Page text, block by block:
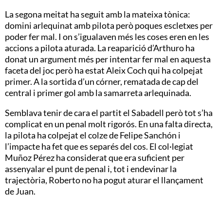
La segona meitat ha seguit amb la mateixa tònica:
domini arlequinat amb pilota però poques escletxes per
poder fer mal. I on s’igualaven més les coses eren en les
accions a pilota aturada. La reaparició d’Arthuro ha
donat un argument més per intentar fer mal en aquesta
faceta del joc però ha estat Aleix Coch qui ha colpejat
primer. A la sortida d’un córner, rematada de cap del
central i primer gol amb la samarreta arlequinada.
Semblava tenir de cara el partit el Sabadell però tot s’ha
complicat en un penal molt rigorós. En una falta directa,
la pilota ha colpejat el colze de Felipe Sanchón i
l’impacte ha fet que es separés del cos. El col·legiat
Muñoz Pérez ha considerat que era suficient per
assenyalar el punt de penal i, tot i endevinar la
trajectòria, Roberto no ha pogut aturar el llançament
de Juan.